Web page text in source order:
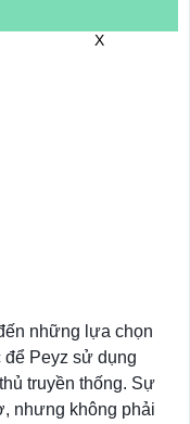
X
những lựa chọn
Peyz sử dụng
truyền thống. Sự
nhưng không phải